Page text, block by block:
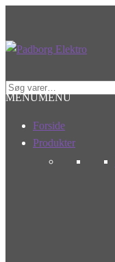
Spring
Spring
Søg
efter:
MENUMENU
Forside
Produkter